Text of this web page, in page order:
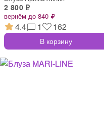
2 800 ₽
вернём до 840 ₽
4.4 1 162
В корзину